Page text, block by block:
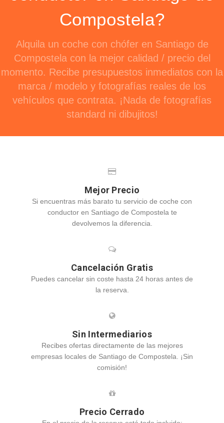
Compostela?
Alquila un coche con chófer en Santiago de
Compostela con la mejor calidad / precio del
momento. Recibe presupuestos inmediatos con la
marca / modelo y fotografías reales de los
vehículos que contrata. ¡Nada de fotografías
standard ni dibujitos!
Mejor Precio
Si encuentras más barato tu servicio de coche con
conductor en Santiago de Compostela te
devolvemos la diferencia.
Cancelación Gratis
Puedes cancelar sin coste hasta 24 horas antes de
la reserva.
Sin Intermediarios
Recibes ofertas directamente de las mejores
empresas locales de Santiago de Compostela. ¡Sin
comisión!
Precio Cerrado